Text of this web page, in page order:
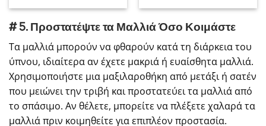
# 5. Προστατέψτε τα Μαλλιά Όσο Κοιμάστε
Τα μαλλιά μπορούν να φθαρούν κατά τη διάρκεια του
ύπνου, ιδιαίτερα αν έχετε μακριά ή ευαίσθητα μαλλιά.
Χρησιμοποιήστε μια μαξιλαροθήκη από μετάξι ή σατέν
που μειώνει την τριβή και προστατεύει τα μαλλιά από
το σπάσιμο. Αν θέλετε, μπορείτε να πλέξετε χαλαρά τα
μαλλιά πριν κοιμηθείτε για επιπλέον προστασία.